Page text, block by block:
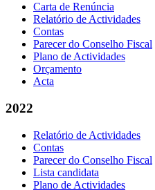
Carta de Renúncia
Relatório de Actividades
Contas
Parecer do Conselho Fiscal
Plano de Actividades
Orçamento
Acta
2022
Relatório de Actividades
Contas
Parecer do Conselho Fiscal
Lista candidata
Plano de Actividades